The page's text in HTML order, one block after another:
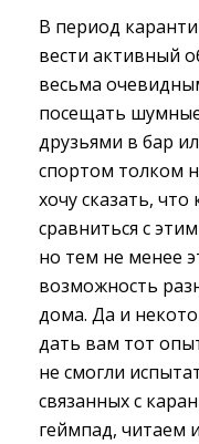
В период
вести активный
весьма
посещать
друзьями в бар
спортом толком
хочу сказать,
сравниться с
но тем не менее
возможность
дома. Да и
дать вам тот
не смогли
связанных с
геймпад, читаем